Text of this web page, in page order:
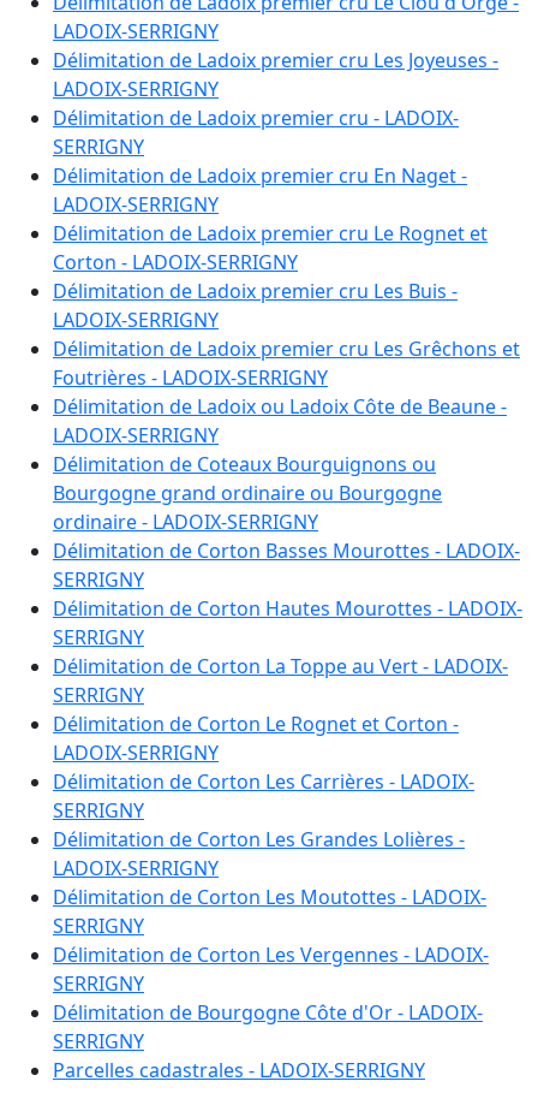
D 290:
240.3410 ha
D 291:
236.9190 ha
D 292:
10.1440 ha
D 293:
29.9550 ha
D 294:
D 295:
79.8620 ha
D 296:
367.0500 ha
D 297:
296.7500 ha
D 298:
128.0440 ha
D 299:
151.4090 ha
D 300:
67.0280 ha
D 301:
87.3880 ha
D 302:
114.8730 ha
D 303:
126.7410 ha
D 304:
129.1520 ha
D 305:
140.0930 ha
D 307:
239.4520 ha
D 308:
124.7650 ha
D 309:
27.7700 ha
D 310:
D 311:
90.8110 ha
D 312:
D 313:
45.7110 ha
D 314:
D 315:
45.6140 ha
D 316:
45.7360 ha
D 317:
47.2500 ha
D 318:
D 319:
0.2120 ha
D 322:
3.0140 ha
D 323:
2.3140 ha
D 325:
D 327:
102.8880 ha
D 329:
D 331:
36.6150 ha
D 332:
D 333:
4.4470 ha
LADOIX-SERRIGNY
Délimitation de Ladoix premier cru Les Joyeuses -
LADOIX-SERRIGNY
Délimitation de Ladoix premier cru - LADOIX-
SERRIGNY
Délimitation de Ladoix premier cru En Naget -
LADOIX-SERRIGNY
Délimitation de Ladoix premier cru Le Rognet et
Corton - LADOIX-SERRIGNY
Délimitation de Ladoix premier cru Les Buis -
LADOIX-SERRIGNY
Délimitation de Ladoix premier cru Les Grêchons et
Foutrières - LADOIX-SERRIGNY
Délimitation de Ladoix ou Ladoix Côte de Beaune -
LADOIX-SERRIGNY
Délimitation de Coteaux Bourguignons ou
Bourgogne grand ordinaire ou Bourgogne
ordinaire - LADOIX-SERRIGNY
Délimitation de Corton Basses Mourottes - LADOIX-
SERRIGNY
Délimitation de Corton Hautes Mourottes - LADOIX-
SERRIGNY
Délimitation de Corton La Toppe au Vert - LADOIX-
SERRIGNY
Délimitation de Corton Le Rognet et Corton -
LADOIX-SERRIGNY
Délimitation de Corton Les Carrières - LADOIX-
SERRIGNY
Délimitation de Corton Les Grandes Lolières -
LADOIX-SERRIGNY
Délimitation de Corton Les Moutottes - LADOIX-
SERRIGNY
Délimitation de Corton Les Vergennes - LADOIX-
SERRIGNY
Délimitation de Bourgogne Côte d'Or - LADOIX-
SERRIGNY
Parcelles cadastrales - LADOIX-SERRIGNY